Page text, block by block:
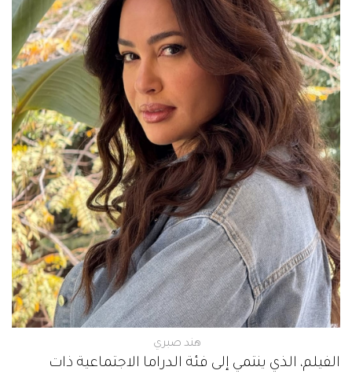
هند صبري
الفيلم، الذي ينتمي إلى فئة الدراما الاجتماعية ذات